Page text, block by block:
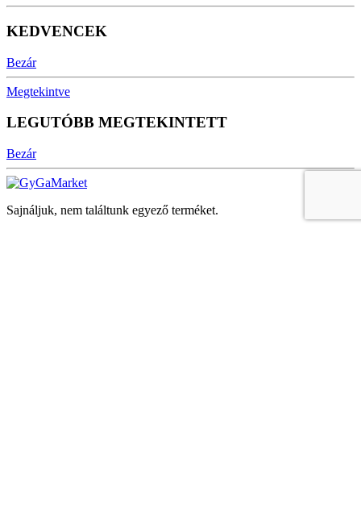
KEDVENCEK
Bezár
Megtekintve
LEGUTÓBB MEGTEKINTETT
Bezár
Sajnáljuk, nem találtunk egyező terméket.